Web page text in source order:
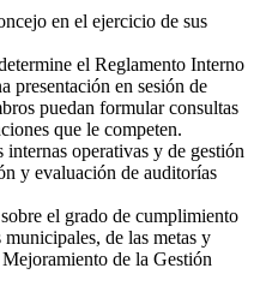
en el ejercicio de sus
el Reglamento Interno
presentación en sesión de
puedan formular consultas
que le competen.
operativas y de gestión
y evaluación de auditorías
el grado de cumplimiento
de las metas y
de la Gestión